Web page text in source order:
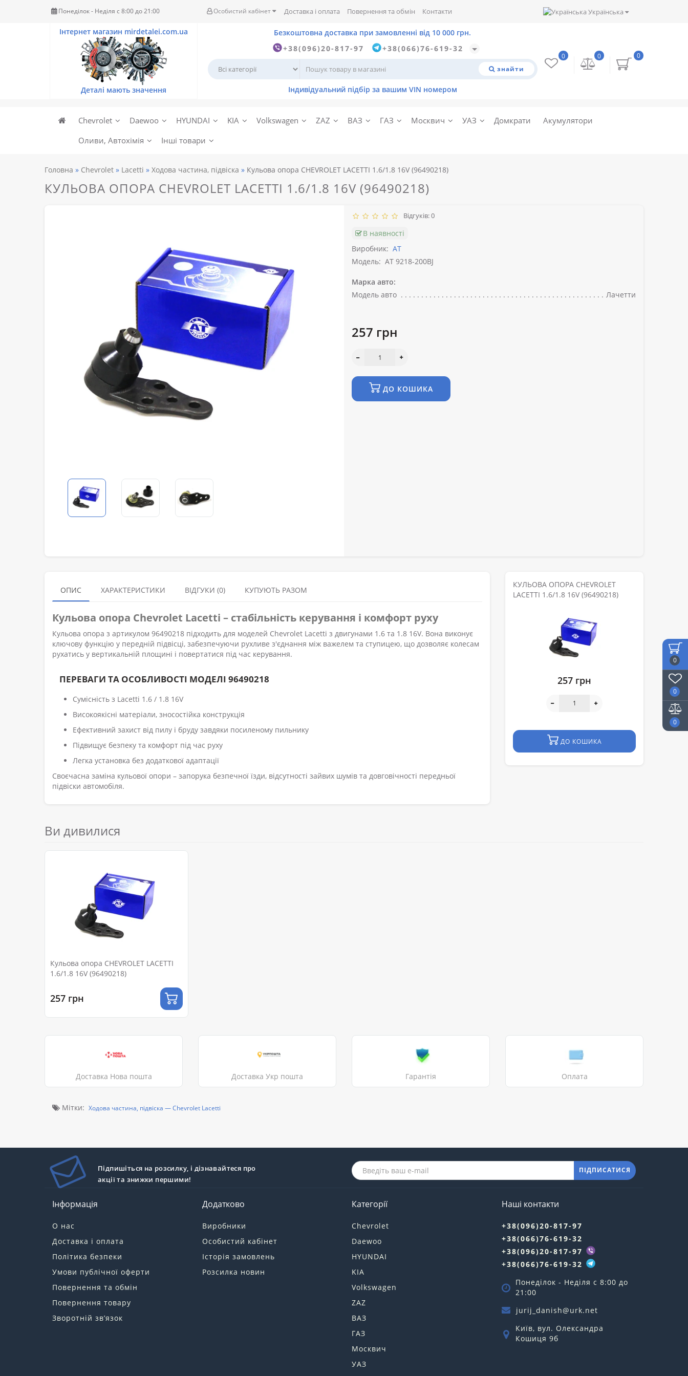
0
0
0
Понеділок - Неділя c 8:00 до 21:00 Особистий кабінет Доставка і оплата Повернення та обмін Контакти Українська
+38(096)20-817-97 +38(066)76-619-32
знайти
0
0
0
Chevrolet Daewoo HYUNDAI KIA Volkswagen ZAZ ВАЗ ГАЗ Москвич УАЗ Домкрати
Акумулятори
Оливи, Автохімія
Інші товари
Головна Chevrolet Lacetti Ходова частина, підвіска Кульова опора CHEVROLET LACETTI 1.6/1.8 16V (96490218)
КУЛЬОВА ОПОРА CHEVROLET LACETTI 1.6/1.8 16V (96490218)
Відгуків: 0
В наявності
Виробник: АТ
Модель: AT 9218-200BJ
Марка авто:
Модель авто
Лачетти
257 грн
ДО КОШИКА
ОПИС ХАРАКТЕРИСТИКИ ВІДГУКИ (0) КУПУЮТЬ РАЗОМ
Кульова опора Chevrolet Lacetti – стабільність керування і комфорт руху
Кульова опора з артикулом 96490218 підходить для моделей Chevrolet Lacetti з двигунами 1.6 та 1.8 16V. Вона виконує
ключову функцію у передній підвісці, забезпечуючи рухливе з'єднання між важелем та ступицею, що дозволяє колесам
рухатись у вертикальній площині і повертатися під час керування.
ПЕРЕВАГИ ТА ОСОБЛИВОСТІ МОДЕЛІ 96490218
Сумісність з Lacetti 1.6 / 1.8 16V
Високоякісні матеріали, зносостійка конструкція
Ефективний захист від пилу і бруду завдяки посиленому пильнику
Підвищує безпеку та комфорт під час руху
Легка установка без додаткової адаптації
Своєчасна заміна кульової опори – запорука безпечної їзди, відсутності зайвих шумів та довговічності передньої
підвіски автомобіля.
КУЛЬОВА ОПОРА CHEVROLET
LACETTI 1.6/1.8 16V (96490218)
257 грн
ДО КОШИКА
Ви дивилися
Кульова опора CHEVROLET LACETTI
1.6/1.8 16V (96490218)
257 грн
Доставка Нова пошта Доставка Укр пошта Гарантія Оплата
Мітки: Ходова частина, підвіска — Chevrolet Lacetti
Підпишіться на розсилку, і дізнавайтеся про
акції та знижки першими!
ПІДПИСАТИСЯ
Інформація
О нас
Доставка і оплата
Політика безпеки
Умови публічної оферти
Повернення та обмін
Повернення товару
Зворотній зв’язок
Додатково
Виробники
Особистий кабінет
Історія замовлень
Розсилка новин
Категорії
Chevrolet
Daewoo
HYUNDAI
KIA
Volkswagen
ZAZ
ВАЗ
ГАЗ
Москвич
УАЗ
Наші контакти
+38(096)20-817-97
+38(066)76-619-32
+38(096)20-817-97
+38(066)76-619-32
Понеділок - Неділя c 8:00 до
21:00
jurij_danish@urk.net
Київ, вул. Олександра
Кошиця 9б